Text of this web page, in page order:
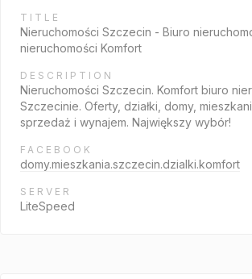
TITLE
Nieruchomości Szczecin - Biuro
nieruchomości Komfort
DESCRIPTION
Nieruchomości Szczecin. Komfort biuro
Szczecinie. Oferty, działki, domy,
sprzedaż i wynajem. Największy wybór!
FACEBOOK
domy.mieszkania.szczecin.dzialki.komfort
SERVER
LiteSpeed